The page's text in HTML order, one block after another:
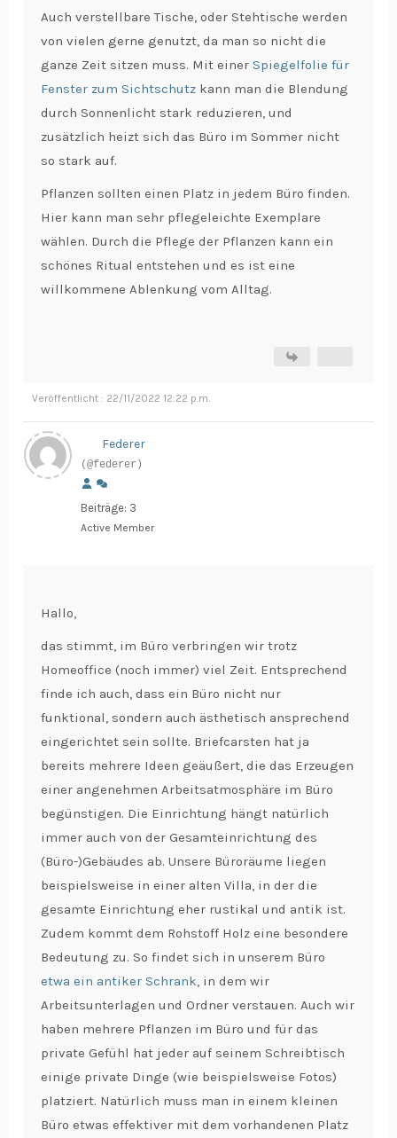
Auch verstellbare Tische, oder Stehtische werden
von vielen gerne genutzt, da man so nicht die
ganze Zeit sitzen muss. Mit einer Spiegelfolie für
Fenster zum Sichtschutz kann man die Blendung
durch Sonnenlicht stark reduzieren, und
zusätzlich heizt sich das Büro im Sommer nicht
so stark auf.
Pflanzen sollten einen Platz in jedem Büro finden.
Hier kann man sehr pflegeleichte Exemplare
wählen. Durch die Pflege der Pflanzen kann ein
schönes Ritual entstehen und es ist eine
willkommene Ablenkung vom Alltag.
Veröffentlicht : 22/11/2022 12:22 p.m.
Federer
(@federer)
Beiträge: 3
Active Member
Hallo,
das stimmt, im Büro verbringen wir trotz
Homeoffice (noch immer) viel Zeit. Entsprechend
finde ich auch, dass ein Büro nicht nur
funktional, sondern auch ästhetisch ansprechend
eingerichtet sein sollte. Briefcarsten hat ja
bereits mehrere Ideen geäußert, die das Erzeugen
einer angenehmen Arbeitsatmosphäre im Büro
begünstigen. Die Einrichtung hängt natürlich
immer auch von der Gesamteinrichtung des
(Büro-)Gebäudes ab. Unsere Büroräume liegen
beispielsweise in einer alten Villa, in der die
gesamte Einrichtung eher rustikal und antik ist.
Zudem kommt dem Rohstoff Holz eine besondere
Bedeutung zu. So findet sich in unserem Büro
etwa ein antiker Schrank , in dem wir
Arbeitsunterlagen und Ordner verstauen. Auch wir
haben mehrere Pflanzen im Büro und für das
private Gefühl hat jeder auf seinem Schreibtisch
einige private Dinge (wie beispielsweise Fotos)
platziert. Natürlich muss man in einem kleinen
Büro etwas effektiver mit dem vorhandenen Platz